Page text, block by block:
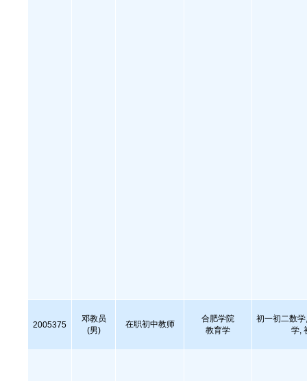
2005375
邓教员
(男)
在职初中教师
合肥学院
教育学
初一初二数
学,